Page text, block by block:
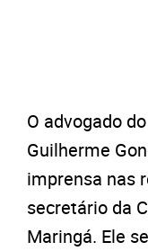
O advogado
Guilherme
imprensa nas
secretário da
Maringá. Ele